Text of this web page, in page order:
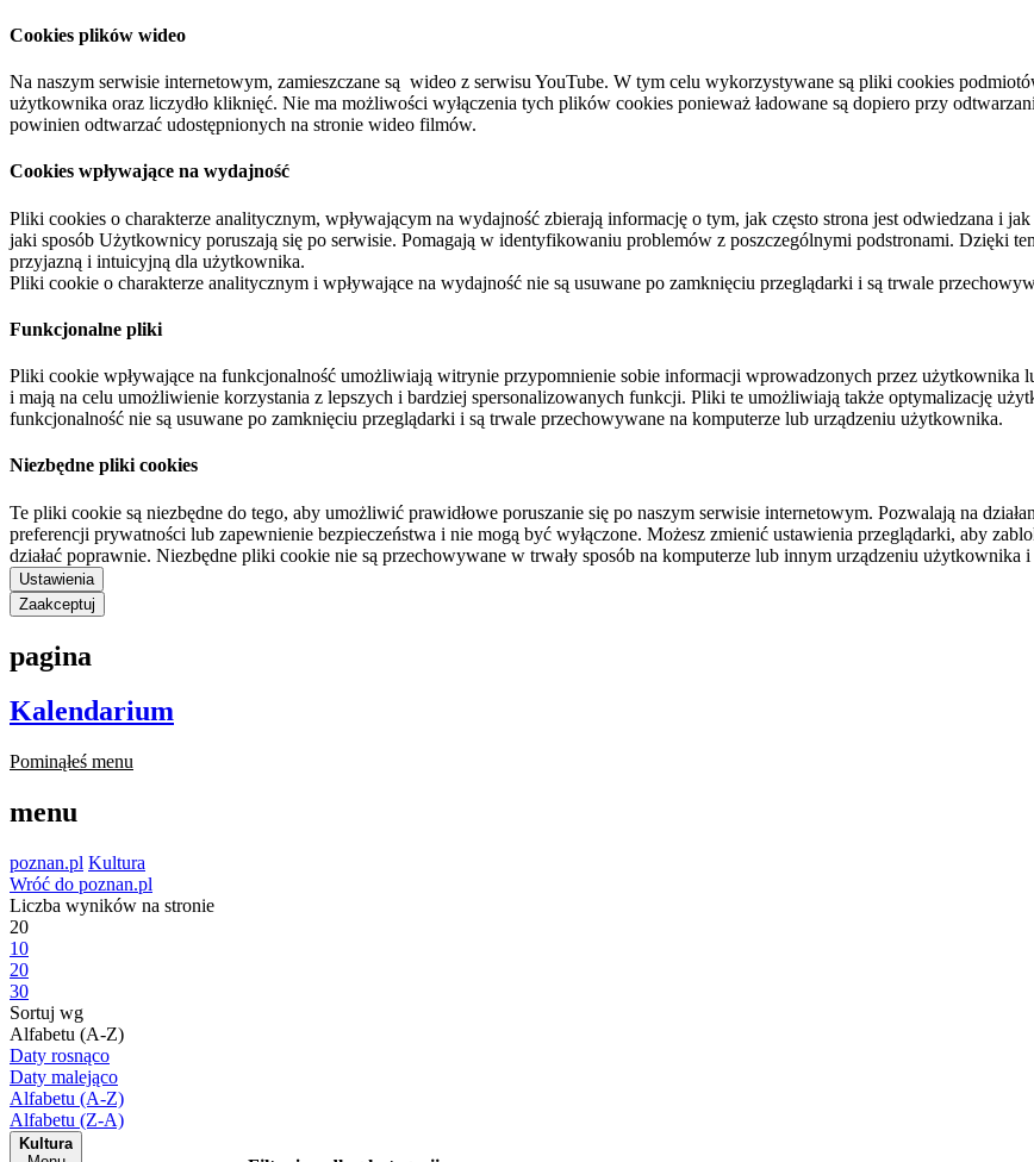
Cookies plików wideo
Na naszym serwisie internetowym, zamieszczane są wideo z serwisu YouTube. W tym celu wykorzystywane są pliki cookies
użytkownika oraz liczydło kliknięć. Nie ma możliwości wyłączenia tych plików cookies ponieważ ładowane są dopiero przy
powinien odtwarzać udostępnionych na stronie wideo filmów.
Cookies wpływające na wydajność
Pliki cookies o charakterze analitycznym, wpływającym na wydajność zbierają informację o tym, jak często strona jest odwiedzana i
jaki sposób Użytkownicy poruszają się po serwisie. Pomagają w identyfikowaniu problemów z poszczególnymi podstronami. Dzięki
przyjazną i intuicyjną dla użytkownika.
Pliki cookie o charakterze analitycznym i wpływające na wydajność nie są usuwane po zamknięciu przeglądarki i są trwale
Funkcjonalne pliki
Pliki cookie wpływające na funkcjonalność umożliwiają witrynie przypomnienie sobie informacji wprowadzonych przez
i mają na celu umożliwienie korzystania z lepszych i bardziej spersonalizowanych funkcji. Pliki te umożliwiają także optymalizację
funkcjonalność nie są usuwane po zamknięciu przeglądarki i są trwale przechowywane na komputerze lub urządzeniu użytkownika.
Niezbędne pliki cookies
Te pliki cookie są niezbędne do tego, aby umożliwić prawidłowe poruszanie się po naszym serwisie internetowym. Pozwalają na
preferencji prywatności lub zapewnienie bezpieczeństwa i nie mogą być wyłączone. Możesz zmienić ustawienia przeglądarki, aby
działać poprawnie. Niezbędne pliki cookie nie są przechowywane w trwały sposób na komputerze lub innym urządzeniu użytkownika
Ustawienia
Zaakceptuj
pagina
Kalendarium
Pominąłeś menu
menu
poznan.pl Kultura
Wróć do poznan.pl
Liczba wyników na stronie
20
10
20
30
Sortuj wg
Alfabetu (A-Z)
Daty rosnąco
Daty malejąco
Alfabetu (A-Z)
Alfabetu (Z-A)
Kultura